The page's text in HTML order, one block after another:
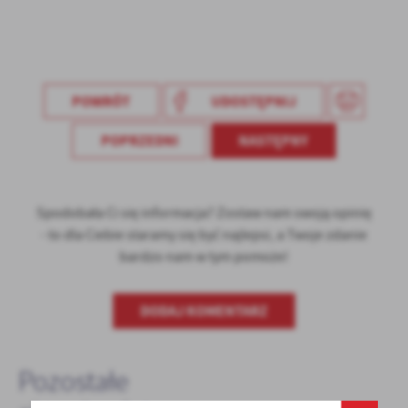
POWRÓT UDOSTĘPNIJ
POPRZEDNI NASTĘPNY
Spodobała Ci się informacja? Zostaw nam swoją opinię
- to dla Ciebie staramy się być najlepsi, a Twoje zdanie
bardzo nam w tym pomoże!
DODAJ KOMENTARZ
Pozostałe